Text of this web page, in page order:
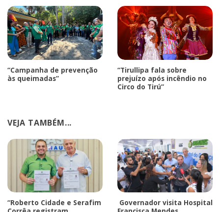
“Campanha de prevenção
às queimadas”
“Tirullipa fala sobre
prejuízo após incêndio no
Circo do Tirú”
VEJA TAMBÉM...
“Roberto Cidade e Serafim
Governador visita Hospital